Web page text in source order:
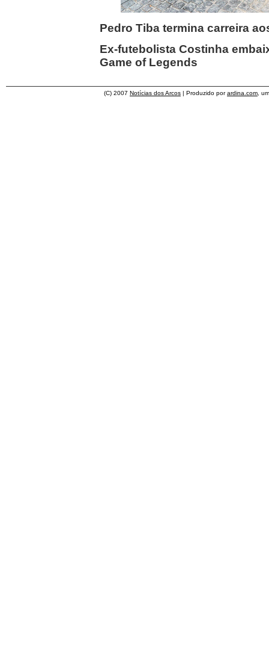
Pedro Tiba termina carreira
Ex-futebolista Costinha
Game of Legends
(C) 2007 Notícias dos Arcos | Produzido porardina.com ,